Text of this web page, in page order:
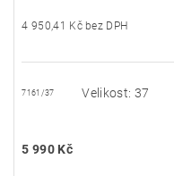
4 950,41 Kč bez DPH
7161/37 Velikost: 37
5 990 Kč